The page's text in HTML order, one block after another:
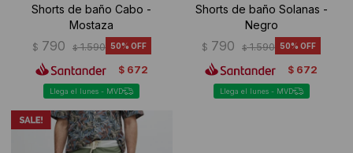
Shorts de baño Cabo -
Mostaza
$ 790 $ 1.590 50
$ 672
Llega el lunes - MVD
Shorts de baño Solanas -
Negro
$ 790 $ 1.590 50
$ 672
Llega el lunes - MVD